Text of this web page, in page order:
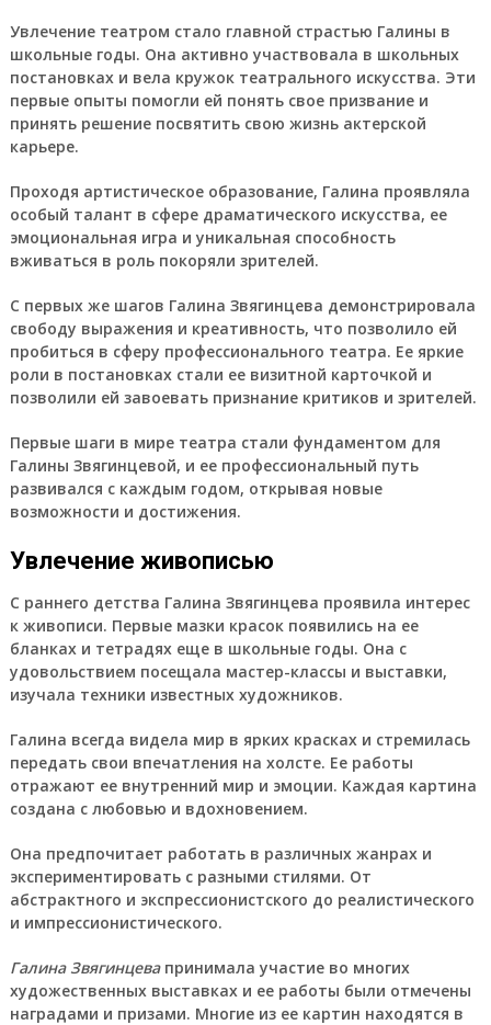
Увлечение театром стало главной страстью Галины в
школьные годы. Она активно участвовала в школьных
постановках и вела кружок театрального искусства. Эти
первые опыты помогли ей понять свое призвание и
принять решение посвятить свою жизнь актерской
карьере.
Проходя артистическое образование, Галина проявляла
особый талант в сфере драматического искусства, ее
эмоциональная игра и уникальная способность
вживаться в роль покоряли зрителей.
С первых же шагов Галина Звягинцева демонстрировала
свободу выражения и креативность, что позволило ей
пробиться в сферу профессионального театра. Ее яркие
роли в постановках стали ее визитной карточкой и
позволили ей завоевать признание критиков и зрителей.
Первые шаги в мире театра стали фундаментом для
Галины Звягинцевой, и ее профессиональный путь
развивался с каждым годом, открывая новые
возможности и достижения.
Увлечение живописью
С раннего детства Галина Звягинцева проявила интерес
к живописи. Первые мазки красок появились на ее
бланках и тетрадях еще в школьные годы. Она с
удовольствием посещала мастер-классы и выставки,
изучала техники известных художников.
Галина всегда видела мир в ярких красках и стремилась
передать свои впечатления на холсте. Ее работы
отражают ее внутренний мир и эмоции. Каждая картина
создана с любовью и вдохновением.
Она предпочитает работать в различных жанрах и
экспериментировать с разными стилями. От
абстрактного и экспрессионистского до реалистического
и импрессионистического.
Галина Звягинцевапринимала участие во многих
художественных выставках и ее работы были отмечены
наградами и призами. Многие из ее картин находятся в